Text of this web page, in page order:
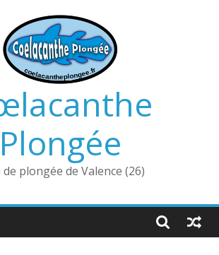
Plongée
de plongée de Valence (26)